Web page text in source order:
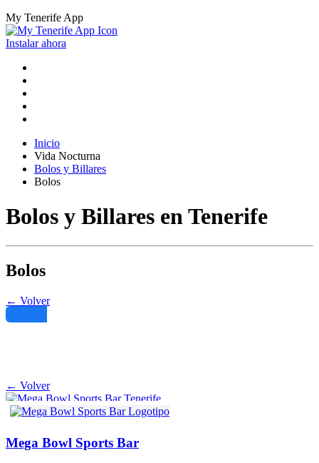
My Tenerife App
Instalar ahora
Inicio
Vida Nocturna
Bolos y Billares
Bolos
Bolos y Billares en Tenerife
Bolos
← Volver
← Volver
Mega Bowl Sports Bar